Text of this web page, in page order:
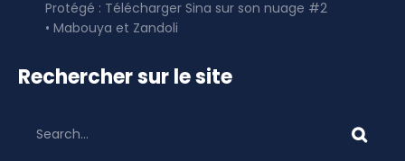
Protégé : Télécharger Sina sur son nuage #2
• Mabouya et Zandoli
Rechercher sur le site